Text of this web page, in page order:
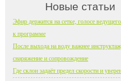
Новые статьи
Эфир держится на сетке, голосе
к программе
После выхода на воду важнее
снаряжение и сопровождение
Где склон задаёт предел скорости и